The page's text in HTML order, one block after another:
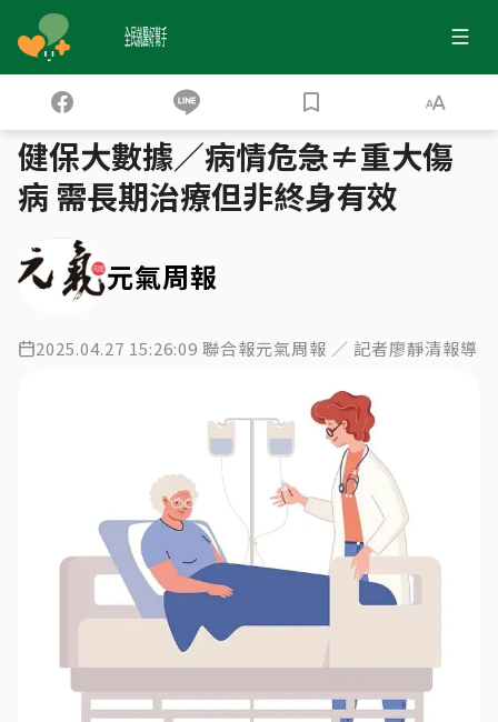
全民就醫好幫手 健保大數據 領有重大傷病 癌友連5年居首
健保大數據／病情危急≠重大傷
病 需長期治療但非終身有效
元氣周報
2025.04.27 15:26:09 聯合報元氣周報 ／ 記者廖靜清報導